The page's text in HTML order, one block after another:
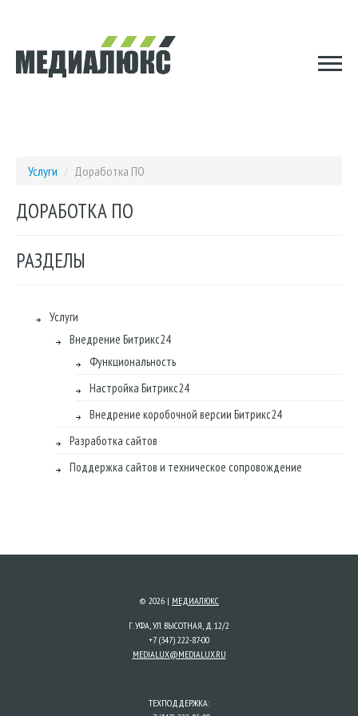
Услуги / Доработка ПО
ДОРАБОТКА ПО
РАЗДЕЛЫ
Услуги
Внедрение Битрикс24
Функциональность
Настройка Битрикс24
Внедрение коробочной версии Битрикс24
Разработка сайтов
Поддержка сайтов и техническое сопровождение
© 2026 | МЕДИАЛЮКС
Г. УФА, УЛ. ВЫСОТНАЯ, Д. 12/2
+7 (347) 222-87-00
MEDIALUX@MEDIALUX.RU
ТЕХПОДДЕРЖКА: